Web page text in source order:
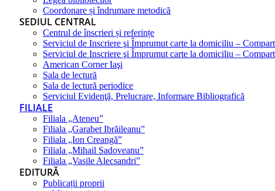
Coordonare și îndrumare metodică
SEDIUL CENTRAL
Centrul de înscrieri și referințe
Serviciul de Inscriere şi Împrumut carte la domiciliu –
Serviciul de Inscriere şi Împrumut carte la domiciliu –
American Corner Iaşi
Sala de lectură
Sala de lectură periodice
Serviciul Evidenţă, Prelucrare, Informare Bibliografică
FILIALE
Filiala „Ateneu”
Filiala „Garabet Ibrăileanu”
Filiala „Ion Creangă”
Filiala „Mihail Sadoveanu”
Filiala „Vasile Alecsandri”
EDITURĂ
Publicații proprii